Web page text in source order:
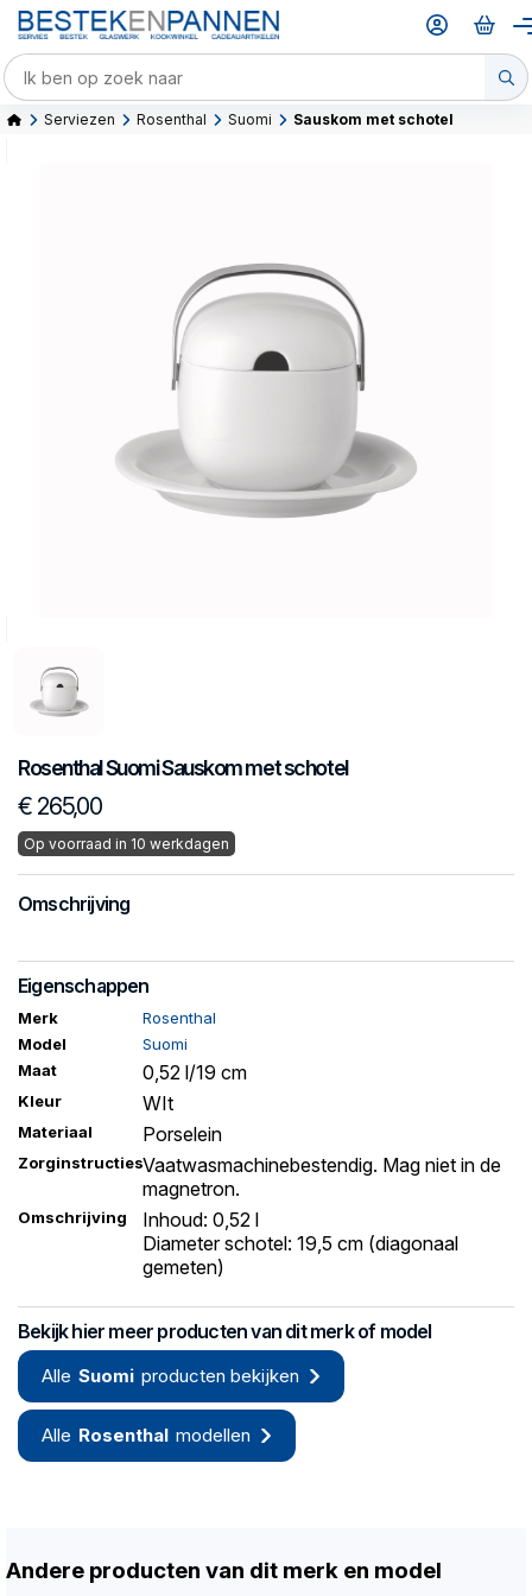
Serviezen Rosenthal Suomi Sauskom met schotel
RosenthalSuomiSauskom met schotel
€ 265,00
Op voorraad in 10 werkdagen
Omschrijving
Eigenschappen
Merk
Rosenthal
Model
Suomi
Maat
0,52 l/19 cm
Kleur WIt
Materiaal Porselein
ZorginstructiesVaatwasmachinebestendig. Mag niet in de
magnetron.
Omschrijving
Inhoud: 0,52 l
Diameter schotel: 19,5 cm (diagonaal
gemeten)
Bekijk hier meer producten van dit merk of model
Alle Suomi producten bekijken
Alle Rosenthal modellen
Andere producten van dit merk en model